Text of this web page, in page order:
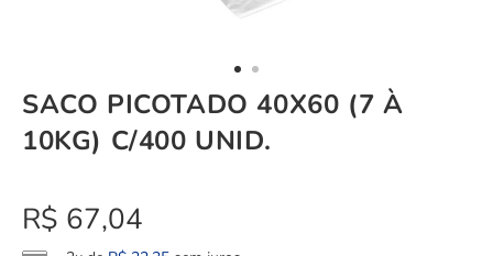
SACO PICOTADO 40X60 (7 À
10KG) C/400 UNID.
R$ 67,04